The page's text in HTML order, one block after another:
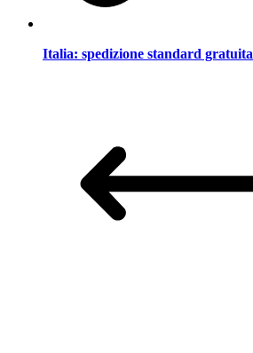
Italia: spedizione standard gratuita